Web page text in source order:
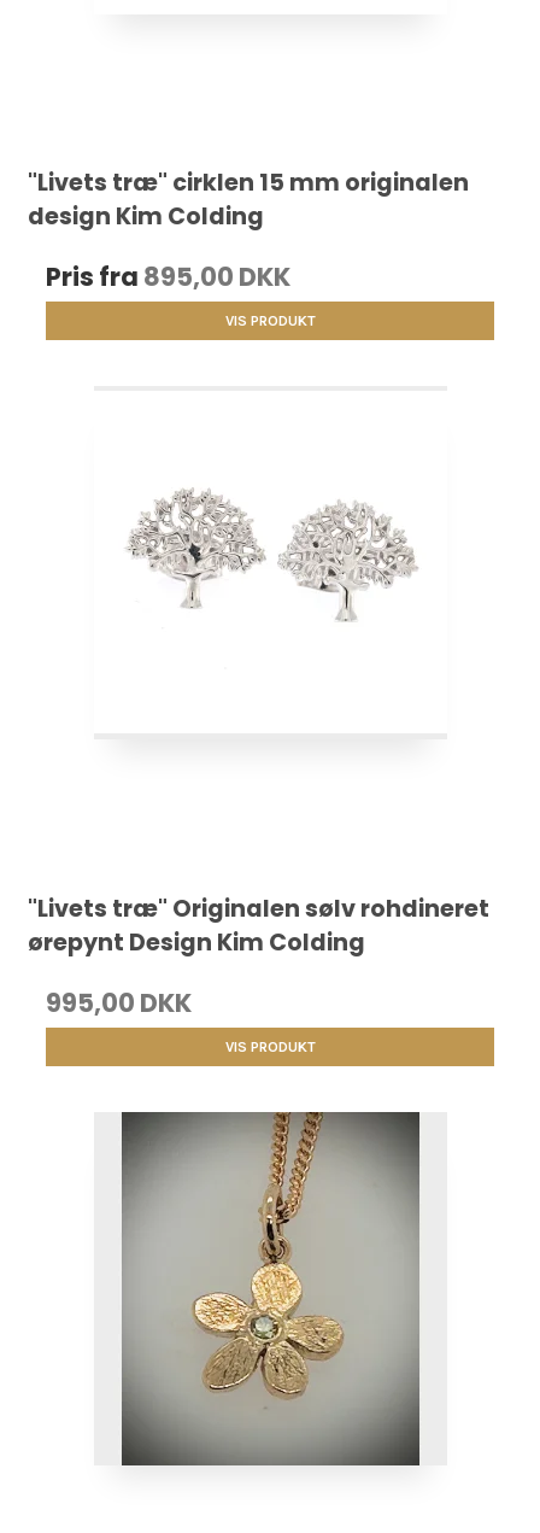
"Livets træ" cirklen 15 mm originalen
design Kim Colding
Pris fra 895,00 DKK
VIS PRODUKT
"Livets træ" Originalen sølv rohdineret
ørepynt Design Kim Colding
995,00 DKK
VIS PRODUKT